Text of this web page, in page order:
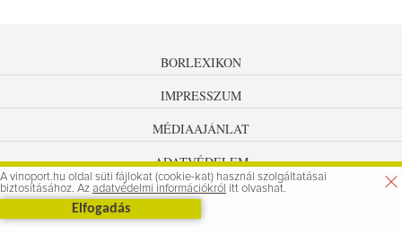
BORLEXIKON
IMPRESSZUM
MÉDIAAJÁNLAT
ADATVÉDELEM
A vinoport.hu oldal süti fájlokat (cookie-kat) használ szolgáltatásai
biztosításához. Az adatvédelmi információkról itt olvashat.
Elfogadás